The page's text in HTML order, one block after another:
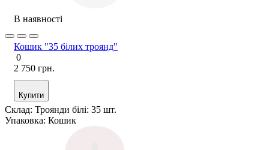
В наявності
Кошик "35 білих троянд"
0
2 750 грн.
Купити
Склад: Троянди білі: 35 шт.
Упаковка: Кошик